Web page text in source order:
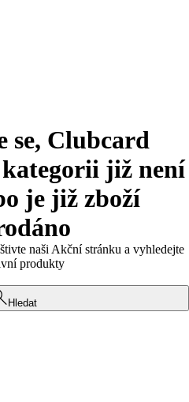
se, Clubcard
již není
je již zboží
naši Akční stránku a vyhledejte
produkty
Hledat